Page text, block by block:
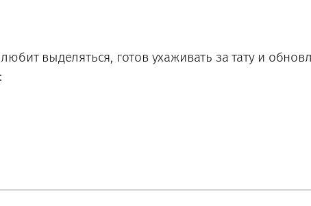
выделяться, готов ухаживать за тату и